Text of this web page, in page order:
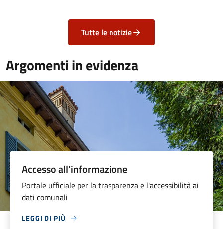
Tutte le notizie
Argomenti in evidenza
Accesso all'informazione
Portale ufficiale per la trasparenza e l'accessibilità ai
dati comunali
LEGGI DI PIÙ